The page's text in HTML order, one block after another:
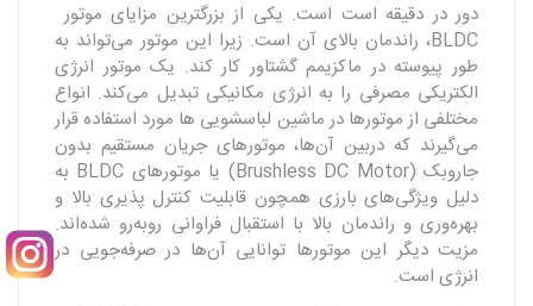
دور در دقیقه است است. یکی از بزرگترین مزایای موتور
BLDC، راندمان بالای آن است. زیرا این موتور می‌تواند به
طور پیوسته در ماکزیمم گشتاور کار کند. یک موتور انرژی
الکتریکی مصرفی را به انرژی مکانیکی تبدیل می‌کند. انواع
مختلفی از موتورها در ماشین لباسشویی ها مورد استفاده قرار
می‌گیرند که دربین آن‌ها، موتورهای جریان مستقیم بدون
جاروبک (Brushless DC Motor) یا موتورهای BLDC به
دلیل ویژگی‌های بارزی همچون قابلیت کنترل‌ پذیری بالا و
بهره‌‌وری و راندمان بالا با استقبال فراوانی روبه‌رو شده‌اند.
مزیت دیگر این موتورها توانایی آن‌ها در صرفه‌جویی در
انرژی است.